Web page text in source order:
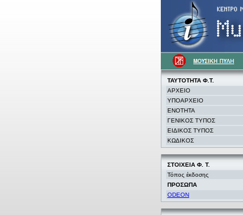
ΤΑΥΤΟΤΗΤΑ Φ.Τ.
ΑΡΧΕΙΟ
ΥΠΟΑΡΧΕΙΟ
ΕΝΟΤΗΤΑ
ΓΕΝΙΚΟΣ ΤΥΠΟΣ
ΕΙΔΙΚΟΣ ΤΥΠΟΣ
ΚΩΔΙΚΟΣ
ΣΤΟΙΧΕΙΑ Φ. Τ.
Τόπος έκδοσης
ΠΡΟΣΩΠΑ
ODEON